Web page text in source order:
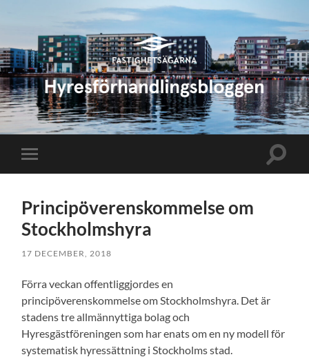
Hyresförhandlingsbloggen
Slå
på/av
Slå
Principöverenskommelse om
Stockholmshyra
17 DECEMBER, 2018
Förra veckan offentliggjordes en
principöverenskommelse om Stockholmshyra. Det är
stadens tre allmännyttiga bolag och
Hyresgästföreningen som har enats om en ny modell för
systematisk hyressättning i Stockholms stad.